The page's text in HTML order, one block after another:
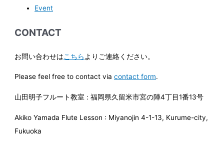
Event
CONTACT
お問い合わせはこちら よりご連絡ください。
Please feel free to contact viacontact form.
山田明子フルート教室 : 福岡県久留米市宮の陣4丁目1番13号
Akiko Yamada Flute Lesson : Miyanojin 4-1-13, Kurume-city,
Fukuoka